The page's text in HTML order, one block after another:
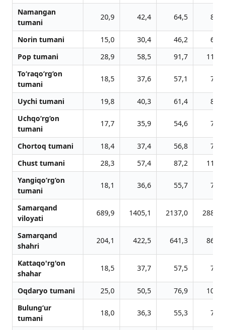
Namangan
tumani
20,9 42,4 64,5 87,1
Norin tumani 15,0 30,4 46,2
62,4
Pop tumani
28,9 58,5 91,7
118,6
To‘raqo‘rg‘on
tumani
18,5 37,6 57,1 77,3
Uychi tumani 19,8 40,3 61,4
85,0
Uchqo‘rg‘on
tumani
17,7 35,9 54,6 73,8
Chortoq tumani 18,4 37,4 56,8
76,9
Chust tumani
28,3 57,4 87,2
117,9
Yangiqo‘rg‘on
tumani
18,1 36,6 55,7 75,2
Samarqand
viloyati
689,9 1405,1 2137,0 2885,6
Samarqand
shahri
204,1 422,5 641,3 865,0
Kattaqo'rg'on
shahar
18,5 37,7 57,5 77,8
Oqdaryo tumani 25,0 50,5 76,9
103,9
Bulung‘ur
tumani
18,0 36,3 55,3 74,7